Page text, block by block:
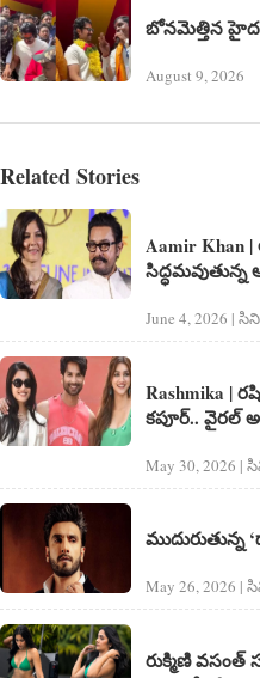
బోనమెత్తిన
August 9, 2026
Related Stories
Aamir Khan
June 4, 2026 |
Rashmika |
కపూర్.. వైరల్
May 30, 2026
ముదురుతున్న
May 26, 2026
రుక్మిణి